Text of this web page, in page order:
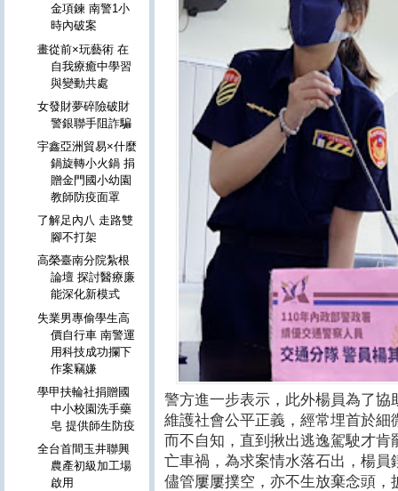
警方進一步表示，此外楊員為了
維護社會公平正義，經常埋首於
而不自知，直到揪出逃逸駕駛才
亡車禍，為求案情水落石出，楊
儘管屢屢撲空，亦不生放棄念頭
金項鍊 南警1小
時內破案
畫從前×玩藝術 在
自我療癒中學習
與變動共處
女發財夢碎險破財
警銀聯手阻詐騙
宇鑫亞洲貿易×什麼
鍋旋轉小火鍋 捐
贈金門國小幼園
教師防疫面罩
了解足內八 走路雙
腳不打架
高榮臺南分院紮根
論壇 探討醫療廉
能深化新模式
失業男專偷學生高
價自行車 南警運
用科技成功攔下
作案竊嫌
學甲扶輪社捐贈國
中小校園洗手藥
皂 提供師生防疫
全台首間玉井聯興
農產初級加工場
啟用